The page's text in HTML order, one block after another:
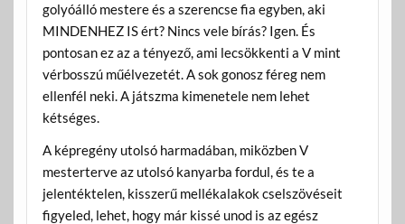
golyóálló mestere és a szerencse fia egyben, aki
MINDENHEZ IS ért? Nincs vele bírás? Igen. És
pontosan ez az a tényező, ami lecsökkenti a V mint
vérbosszú műélvezetét. A sok gonosz féreg nem
ellenfél neki. A játszma kimenetele nem lehet
kétséges.
A képregény utolsó harmadában, miközben V
mesterterve az utolsó kanyarba fordul, és te a
jelentéktelen, kisszerű mellékalakok cselszövéseit
figyeled, lehet, hogy már kissé unod is az egész